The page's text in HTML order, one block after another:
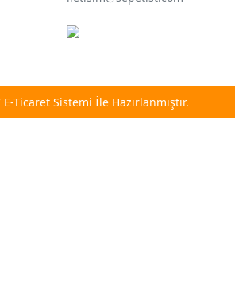
E-Ticaret Sistemi İle Hazırlanmıştır.